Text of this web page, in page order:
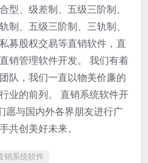
型、级差制、五级三阶制、
制、五级三阶制、三轨制、
募股权交易等直销软件，直
销管理软件开发。 我们有着
队，我们一直以物美价廉的
业的前列。 直销系统软件开
愿与国内外各界朋友进行广
共创美好未来。
销系统软件